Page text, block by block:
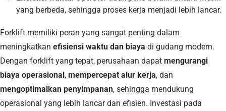
yang berbeda, sehingga proses kerja menjadi lebih lancar.
Forklift memiliki peran yang sangat penting dalam
meningkatkan efisiensi waktu dan biaya di gudang modern.
Dengan forklift yang tepat, perusahaan dapat mengurangi
biaya operasional, mempercepat alur kerja, dan
mengoptimalkan penyimpanan, sehingga mendukung
operasional yang lebih lancar dan efisien. Investasi pada